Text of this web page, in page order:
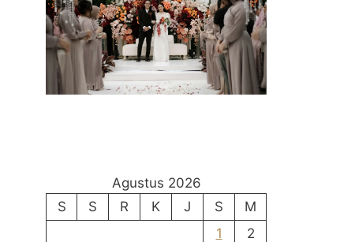
Agustus 2026
S
S R K J S
M
1
2